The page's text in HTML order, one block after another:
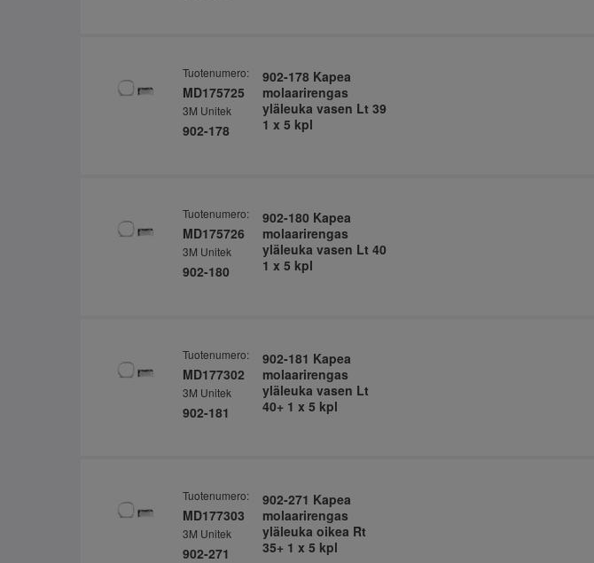
Tuotenumero:
MD175725
3M Unitek
902-178
902-178 Kapea
molaarirengas
yläleuka vasen Lt 39
1 x 5 kpl
Tuotenumero:
MD175726
3M Unitek
902-180
902-180 Kapea
molaarirengas
yläleuka vasen Lt 40
1 x 5 kpl
Tuotenumero:
MD177302
3M Unitek
902-181
902-181 Kapea
molaarirengas
yläleuka vasen Lt
40+ 1 x 5 kpl
Tuotenumero:
MD177303
3M Unitek
902-271
902-271 Kapea
molaarirengas
yläleuka oikea Rt
35+ 1 x 5 kpl